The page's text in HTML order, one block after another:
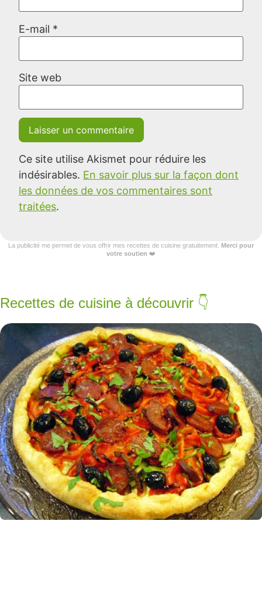
E-mail *
Site web
Ce site utilise Akismet pour réduire les
indésirables. En savoir plus sur la façon dont
les données de vos commentaires sont
traitées.
La publicité me permet de vous offrir mes recettes de cuisine gratuitement.
Merci pour
votre soutien ❤️
Recettes de cuisine à découvrir 👇